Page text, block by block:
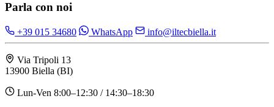
Parla con noi
+39 015 34680 WhatsApp info@iltecbiella.it
Via Tripoli 13
13900 Biella (BI)
Lun-Ven 8:00–12:30 / 14:30–18:30